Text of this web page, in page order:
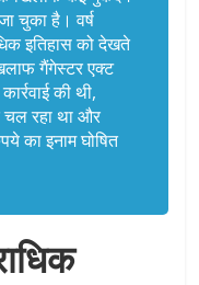
चुका है । वर्ष
इतिहास को देखते
गैंगेस्टर एक्ट
की थी,
चल रहा था और
का इनाम घोषित